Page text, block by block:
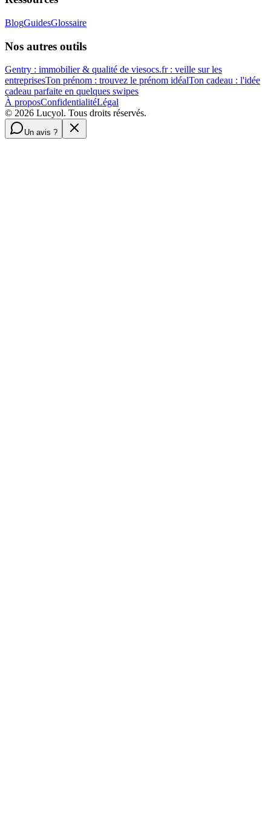
BlogGuidesGlossaire
Nos autres outils
Gentry : immobilier & qualité de viesocs.fr : veille sur les
entreprisesTon prénom : trouvez le prénom idéalTon cadeau : l'idée
cadeau parfaite en quelques swipes
À proposConfidentialitéLégal
© 2026 Lucyol. Tous droits réservés.
Un avis ?